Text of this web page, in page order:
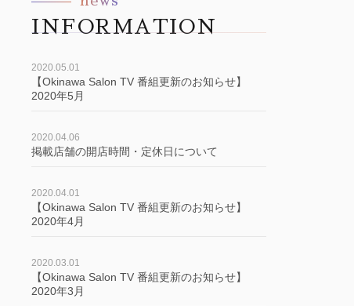
INFORMATION
2020.05.01
【Okinawa Salon TV 番組更新のお知らせ】
2020年5月
2020.04.06
掲載店舗の開店時間・定休日について
2020.04.01
【Okinawa Salon TV 番組更新のお知らせ】
2020年4月
2020.03.01
【Okinawa Salon TV 番組更新のお知らせ】
2020年3月